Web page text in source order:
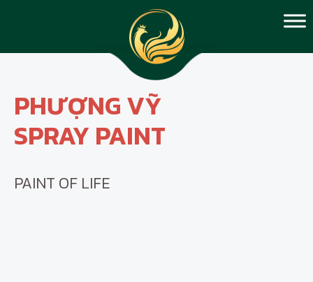
PHƯỢNG VỸ
SPRAY PAINT
PAINT OF LIFE